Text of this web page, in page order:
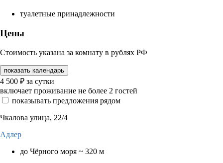
туалетные принадлежности
Цены
Стоимость указана за комнату в рублях РФ
показать календарь
4 500 ₽ за сутки
включает проживание не более 2 гостей
показывать предложения рядом
Чкалова улица, 22/4
Адлер
до Чёрного моря ~ 320 м